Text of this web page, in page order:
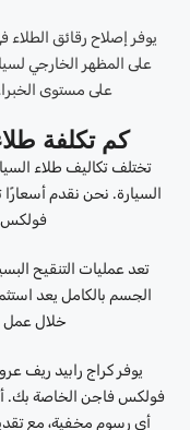
يوفر إصلاح رقائق الطلاء
على المظهر الخارجي
على مستوى
كم تكلفة
تختلف تكاليف طلاء
السيارة. نحن نقدم
فولكس
تعد عمليات التنقيح
الجسم بالكامل يعد
خلال عمل
يوفر كراج رابيد ريف
فولكس فاجن الخاصة بك.
أي رسوم مخفية، مع